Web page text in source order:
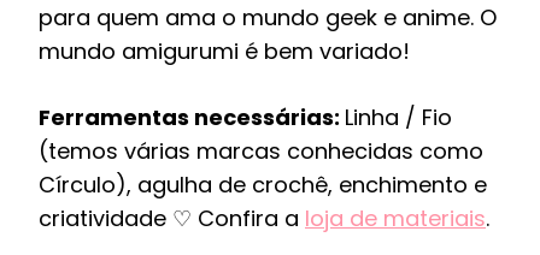
para quem ama o mundo geek e anime. O
mundo amigurumi é bem variado!
Ferramentas necessárias: Linha / Fio
(temos várias marcas conhecidas como
Círculo), agulha de crochê, enchimento e
criatividade ♡ Confira a loja de materiais.